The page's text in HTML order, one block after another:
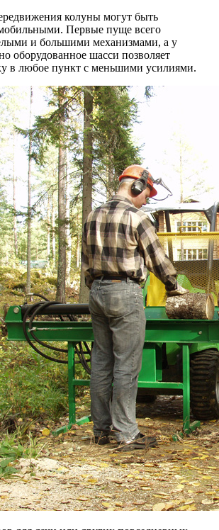
колуны могут быть
Первые пуще всего
и большими механизмами, а у
оборудованное шасси позволяет
в любое пункт с меньшими усилиями.